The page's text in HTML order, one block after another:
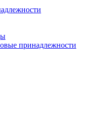
принадлежности